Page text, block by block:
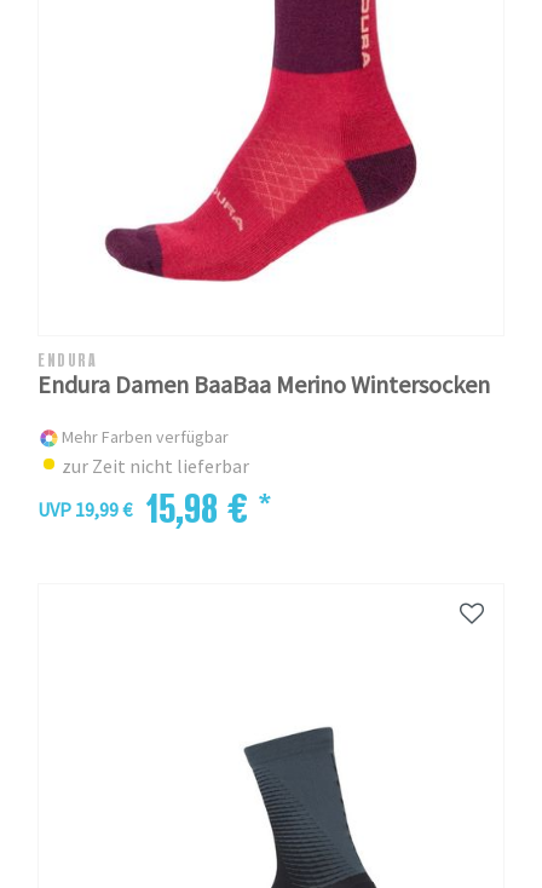
ENDURA
Endura Damen BaaBaa Merino Wintersocken
Mehr Farben verfügbar
zur Zeit nicht lieferbar
UVP 19,99 € 15,98 € *